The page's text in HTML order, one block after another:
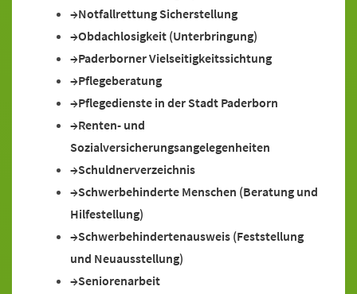
Notfallrettung Sicherstellung
Obdachlosigkeit (Unterbringung)
Paderborner Vielseitigkeitssichtung
Pflegeberatung
Pflegedienste in der Stadt Paderborn
Renten- und
Sozialversicherungsangelegenheiten
Schuldnerverzeichnis
Schwerbehinderte Menschen (Beratung und
Hilfestellung)
Schwerbehindertenausweis (Feststellung
und Neuausstellung)
Seniorenarbeit